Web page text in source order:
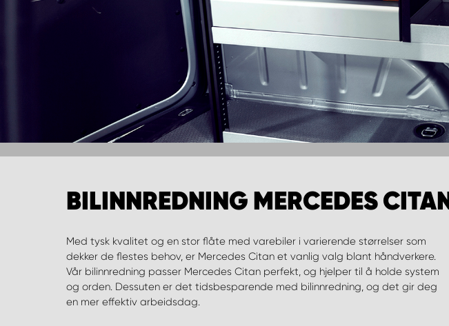
BILINNREDNING MERCEDES CITAN
Med tysk kvalitet og en stor flåte med varebiler i varierende størrelser som
dekker de flestes behov, er Mercedes Citan et vanlig valg blant håndverkere.
Vår bilinnredning passer Mercedes Citan perfekt, og hjelper til å holde system
og orden. Dessuten er det tidsbesparende med bilinnredning, og det gir deg
en mer effektiv arbeidsdag.